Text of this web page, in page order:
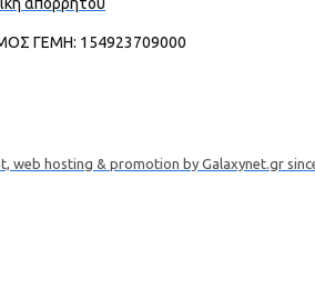
απορρήτου
ΓΕΜΗ: 154923709000
web hosting & promotion by Galaxynet.gr